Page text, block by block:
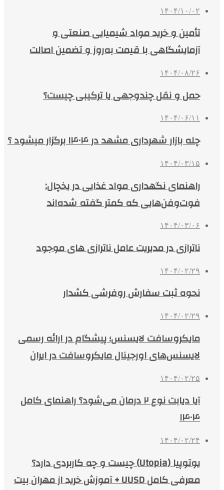
۱۴۰۴/۱۰/۰۲
تأمین و خرید مواد شیمیایی صنعتی و
آزمایشگاهی با قیمت به‌روز و تضمین اصالت
۱۴۰۴/۰۸/۲۶
حمل و نقل چندوجهی یا ترکیبی چیست؟
۱۴۰۴/۰۶/۱۱
چله بازار شهرداری مشهد در ۱۴۰۴ برگزار میشود ؟
۱۴۰۴/۰۳/۱۵
راهنمای نگهداری مواد غذایی در یخچال:
فوت‌وفن‌هایی که کمتر گفته شده‌اند
۱۴۰۴/۰۳/۰۶
ناترازی در مدیریت عامل ناترازی های موجود
۱۴۰۴/۰۲/۲۹
نحوه ثبت سفارش روفرشی کشدار
۱۴۰۴/۰۲/۲۹
مایکروسافت لایسنس؛ پیشگام در ارائه رسمی
لایسنس‌های اورجینال مایکروسافت در ایران
۱۴۰۴/۰۲/۲۵
آیا دیابت نوع ۲ درمان می‌شود؟ راهنمای کامل
۱۴۰۴
۱۴۰۴/۰۲/۲۴
یوتوپیا (Utopia) چیست و چه کاربردی دارد؟
معرفی کامل UUSD + آموزش خرید از مهران بیت